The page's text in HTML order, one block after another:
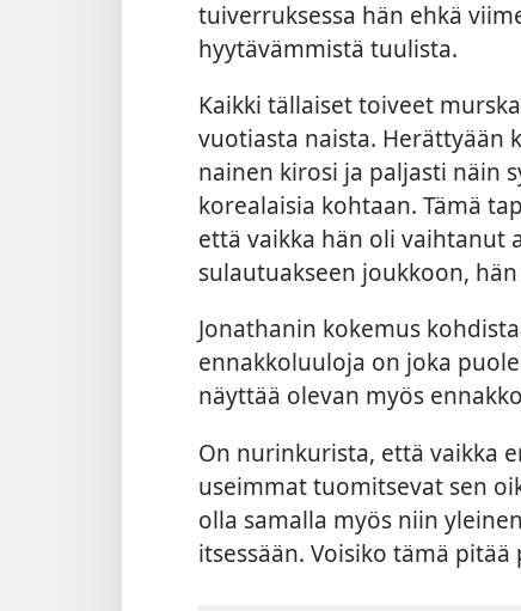
tuiverruksessa hän ehkä
hyytävämmistä tuulista.
Kaikki tällaiset toiveet
vuotiasta naista. Herättyään
nainen kirosi ja paljasti näin
korealaisia kohtaan. Tämä
että vaikka hän oli vaihtanut
sulautuakseen joukkoon,
Jonathanin kokemus
ennakkoluuloja on joka
näyttää olevan myös
On nurinkurista, että vaikka
useimmat tuomitsevat sen
olla samalla myös niin
itsessään. Voisiko tämä